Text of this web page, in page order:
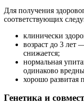
Для получения
соответствующих
клинически
возраст до 3 лет
снижается;
нормальная
одинаково
хорошо развитая
Генетика и